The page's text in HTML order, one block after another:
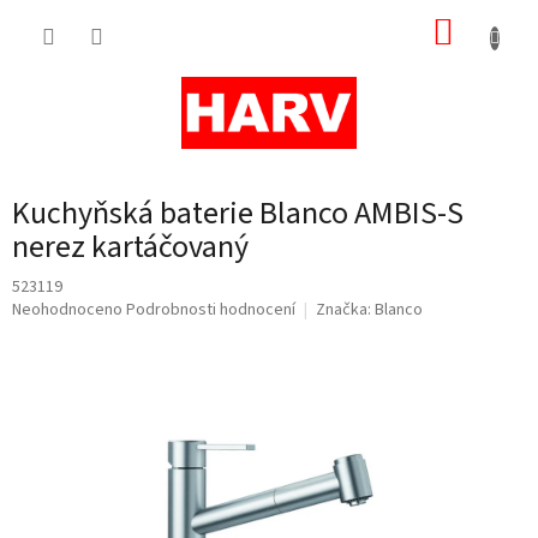
Kuchyňská baterie Blanco AMBIS-S
nerez kartáčovaný
523119
Průměrné
Neohodnoceno Podrobnosti hodnocení Značka: Blanco